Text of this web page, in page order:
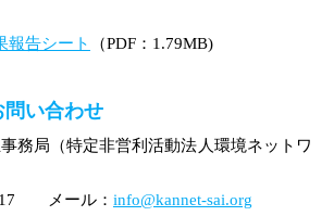
報告シート （PDF：1.79MB)
問い合わせ
務局（特定非営利活動法人環境ネットワ
メール： info@kannet-sai.org